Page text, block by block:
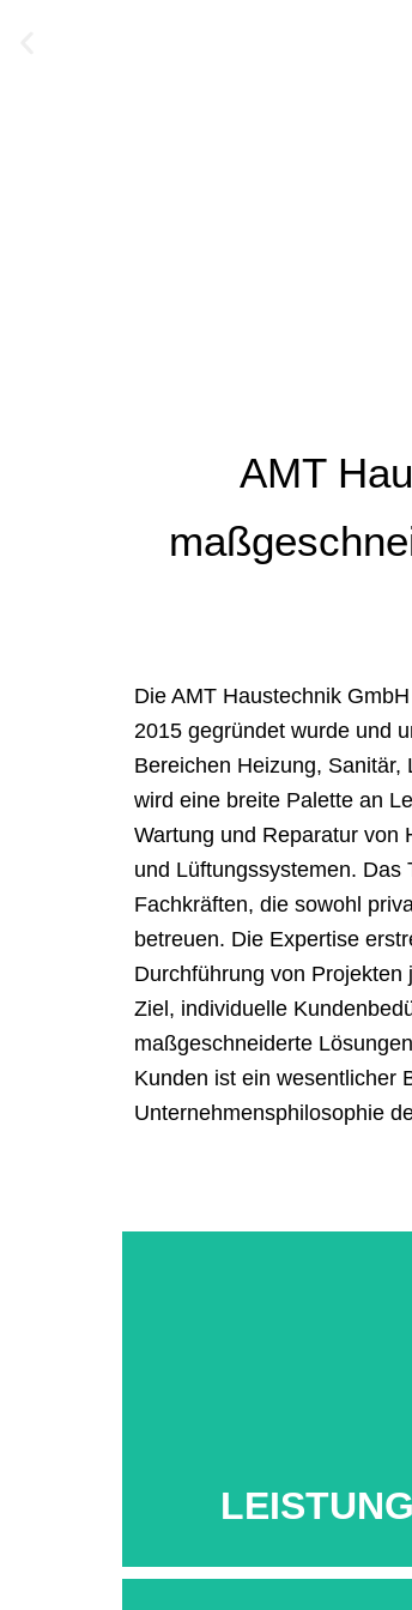
AMT
Die AMT Haustechnik
2015 gegründet wurde und
Bereichen Heizung,
wird eine breite Palette an
Wartung und Reparatur von
und Lüftungssystemen. Das
Fachkräften, die sowohl
betreuen. Die Expertise
Durchführung von
Ziel, individuelle
maßgeschneiderte
Kunden ist ein wesentlicher
Unternehmensphilosophie